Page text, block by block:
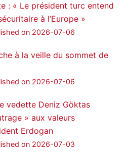
: « Le président turc entend
à l’Europe »
on 2026-07-06
à la veille du sommet de
on 2026-07-06
vedette Deniz Göktas
» aux valeurs
Erdogan
on 2026-07-03